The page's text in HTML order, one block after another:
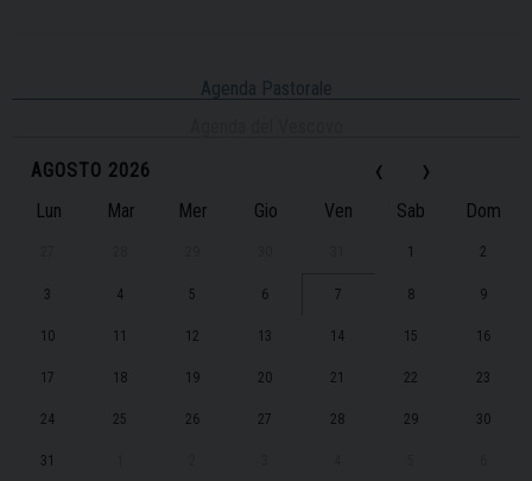
Agenda Pastorale
‹
AGOSTO 2026 ›
Lun Mar Mer Gio Ven Sab Dom
1 2
3 4 5 6 7 8 9
10 11 12 13 14 15 16
17 18 19 20 21 22 23
24 25 26 27 28 29 30
31